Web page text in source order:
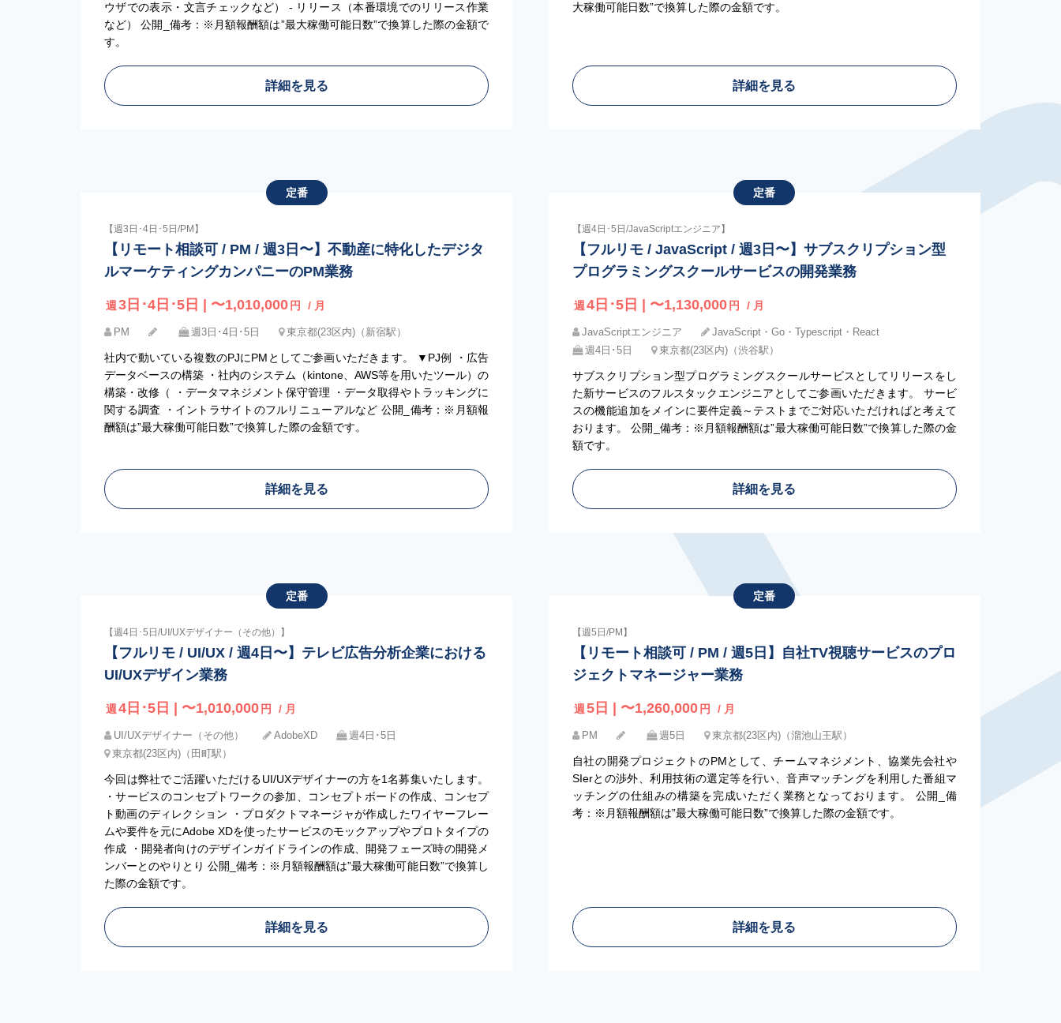
ウザでの表示・文言チェックなど） - リリース（本番環境でのリリース作業
など） 公開_備考：※月額報酬額は”最大稼働可能日数”で換算した際の金額で
す。
詳細を見る
大稼働可能日数”で換算した際の金額です。
詳細を見る
定番
【週3日･4日･5日/PM】
【リモート相談可 / PM / 週3日〜】不動産に特化したデジタ
ルマーケティングカンパニーのPM業務
週 3日･4日･5日 | 〜1,010,000 円 / 月
PM 週3日･4日･5日 東京都(23区内)（新宿駅）
社内で動いている複数のPJにPMとしてご参画いただきます。 ▼PJ例 ・広告
データベースの構築 ・社内のシステム（kintone、AWS等を用いたツール）の
構築・改修（ ・データマネジメント保守管理 ・データ取得やトラッキングに
関する調査 ・イントラサイトのフルリニューアルなど 公開_備考：※月額報
酬額は”最大稼働可能日数”で換算した際の金額です。
詳細を見る
定番
【週4日･5日/JavaScriptエンジニア】
【フルリモ / JavaScript / 週3日〜】サブスクリプション型
プログラミングスクールサービスの開発業務
週 4日･5日 | 〜1,130,000 円 / 月
JavaScriptエンジニア
JavaScript・Go・Typescript・React
週4日･5日
東京都(23区内)（渋谷駅）
サブスクリプション型プログラミングスクールサービスとしてリリースをし
た新サービスのフルスタックエンジニアとしてご参画いただきます。 サービ
スの機能追加をメインに要件定義～テストまでご対応いただければと考えて
おります。 公開_備考：※月額報酬額は”最大稼働可能日数”で換算した際の金
額です。
詳細を見る
定番
【週4日･5日/UI/UXデザイナー（その他）】
【フルリモ / UI/UX / 週4日〜】テレビ広告分析企業における
UI/UXデザイン業務
週 4日･5日 | 〜1,010,000 円 / 月
UI/UXデザイナー（その他） AdobeXD
週4日･5日
東京都(23区内)（田町駅）
今回は弊社でご活躍いただけるUI/UXデザイナーの方を1名募集いたします。
・サービスのコンセプトワークの参加、コンセプトボードの作成、コンセプ
ト動画のディレクション ・プロダクトマネージャが作成したワイヤーフレー
ムや要件を元にAdobe XDを使ったサービスのモックアップやプロトタイプの
作成 ・開発者向けのデザインガイドラインの作成、開発フェーズ時の開発メ
ンバーとのやりとり 公開_備考：※月額報酬額は”最大稼働可能日数”で換算し
た際の金額です。
詳細を見る
定番
【週5日/PM】
【リモート相談可 / PM / 週5日】自社TV視聴サービスのプロ
ジェクトマネージャー業務
週 5日 | 〜1,260,000 円 / 月
PM 週5日 東京都(23区内)（溜池山王駅）
自社の開発プロジェクトのPMとして、チームマネジメント、協業先会社や
SIerとの渉外、利用技術の選定等を行い、音声マッチングを利用した番組マ
ッチングの仕組みの構築を完成いただく業務となっております。 公開_備
考：※月額報酬額は”最大稼働可能日数”で換算した際の金額です。
詳細を見る